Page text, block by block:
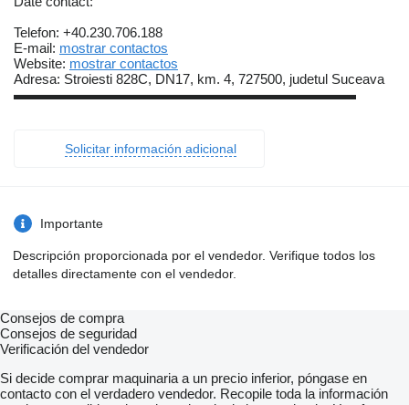
Telefon: +40.230.706.188
E-mail: mostrar contactos
Website: mostrar contactos
Adresa: Stroiesti 828C, DN17, km. 4, 727500, judetul Suceava
▬▬▬▬▬▬▬▬▬▬▬▬▬▬▬▬▬▬▬▬▬▬▬▬▬
Solicitar información adicional
Importante
Descripción proporcionada por el vendedor. Verifique todos los
detalles directamente con el vendedor.
Consejos de compra
Consejos de seguridad
Verificación del vendedor
Si decide comprar maquinaria a un precio inferior, póngase en
contacto con el verdadero vendedor. Recopile toda la información